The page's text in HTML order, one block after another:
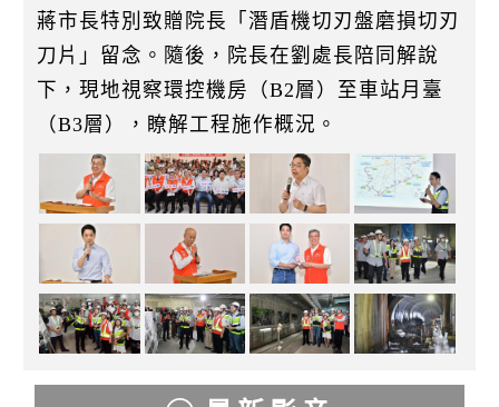
蔣市長特別致贈院長「潛盾機切刃盤磨損切刃
刀片」留念。隨後，院長在劉處長陪同解說
下，現地視察環控機房（B2層）至車站月臺
（B3層），瞭解工程施作概況。